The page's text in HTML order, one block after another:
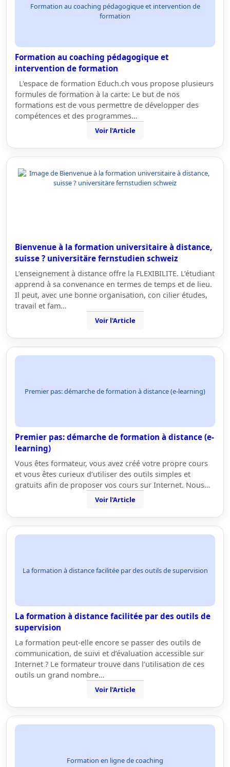
Formation au coaching pédagogique et intervention de
formation
Formation au coaching pédagogique et
intervention de formation
L'espace de formation Educh.ch vous propose plusieurs
formules de formation à la carte: Le but de nos
formations est de vous permettre de développer des
compétences et des programmes…
Voir l'Article
Bienvenue à la formation universitaire à distance,
suisse ? universitäre fernstudien schweiz
L’enseignement à distance offre la FLEXIBILITE. L’étudiant
apprend à sa convenance en termes de temps et de lieu.
Il peut, avec une bonne organisation, con cilier études,
travail et fam…
Voir l'Article
Premier pas: démarche de formation à distance (e-learning)
Premier pas: démarche de formation à distance (e-
learning)
Vous êtes formateur, vous avez créé votre propre cours
et vous êtes curieux d’utiliser des outils simples et
gratuits afin de proposer vos cours sur Internet. Nous…
Voir l'Article
La formation à distance facilitée par des outils de supervision
La formation à distance facilitée par des outils de
supervision
La formation peut-elle encore se passer des outils de
communication, de suivi et d’évaluation accessible sur
Internet ? Le formateur trouve dans l’utilisation de ces
outils un grand nombre…
Voir l'Article
Formation en ligne de coaching